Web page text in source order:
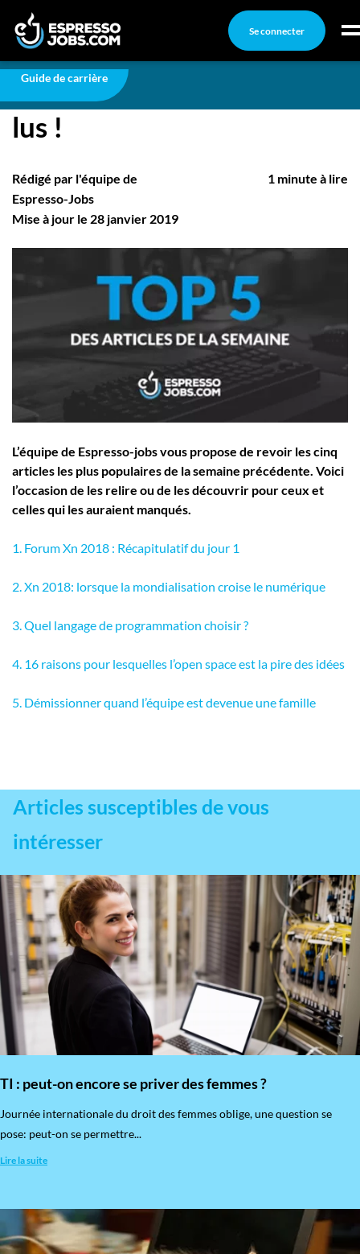
Se connecter
Connexion
Créez un compte
Recherchez un emploi
Compagnies
Ma boîte à outils
Nos chroniques
Inscrivez-vous à l'infolettre
Employeurs
Publiez une offre d'emploi
Guide de carrière
Carrière Top 5 des articles les plus lus !
Top 5 des articles les plus
lus !
Rédigé par l'équipe de
Espresso-Jobs
Mise à jour le 28 janvier 2019
1 minute à lire
L’équipe de Espresso-jobs vous propose de revoir les cinq
articles les plus populaires de la semaine précédente. Voici
l’occasion de les relire ou de les découvrir pour ceux et
celles qui les auraient manqués.
1. Forum Xn 2018 : Récapitulatif du jour 1
2. Xn 2018: lorsque la mondialisation croise le numérique
3. Quel langage de programmation choisir ?
4. 16 raisons pour lesquelles l’open space est la pire des idées
5. Démissionner quand l’équipe est devenue une famille
Articles susceptibles de vous
intéresser
TI : peut-on encore se priver des femmes ?
​Journée internationale du droit des femmes oblige, une question se
pose: peut-on se permettre...
Lire la suite